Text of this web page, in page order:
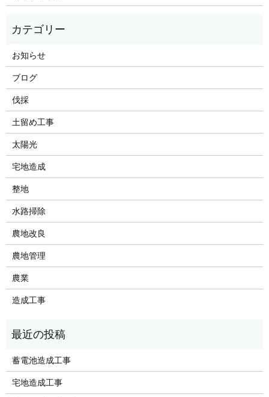
お知らせ
ブログ
伐採
土留め工事
太陽光
宅地造成
整地
水路掃除
農地改良
農地管理
農業
造成工事
蓄電池造成工事
宅地造成工事